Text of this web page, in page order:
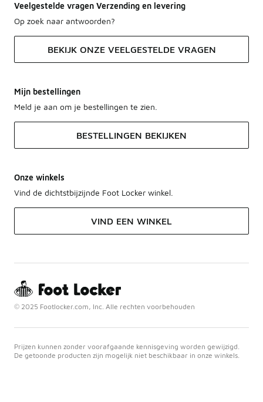
Veelgestelde vragen Verzending en levering
Op zoek naar antwoorden?
BEKIJK ONZE VEELGESTELDE VRAGEN
Mijn bestellingen
Meld je aan om je bestellingen te zien.
BESTELLINGEN BEKIJKEN
Onze winkels
Vind de dichtstbijzijnde Foot Locker winkel.
VIND EEN WINKEL
© 2025 Footlocker.com, Inc. Alle rechten voorbehouden
Prijzen kunnen zonder voorafgaande kennisgeving worden gewijzigd.
De getoonde producten zijn mogelijk niet beschikbaar in onze winkels.